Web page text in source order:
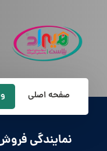
صفحه اصلی
نمایندگی